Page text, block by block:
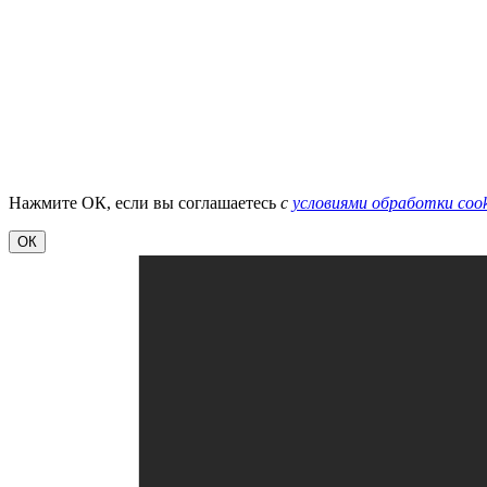
Нажмите ОК, если вы соглашаетесь с условиями обработки
ОК